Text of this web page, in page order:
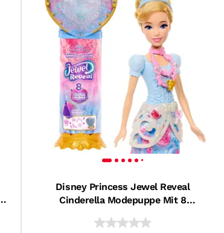
Disney Princess Jewel Reveal
Cinderella Modepuppe Mit 8
Zubehörteilen